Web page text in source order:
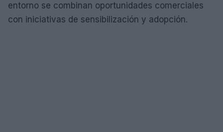
entorno se combinan oportunidades comerciales
con iniciativas de sensibilización y adopción.